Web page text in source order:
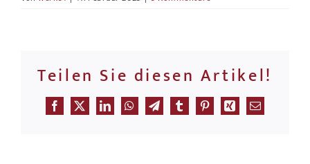
Teilen Sie diesen Artikel!
Facebook
X LinkedInWhatsApp
TelegramTumblrPinterestXingE-